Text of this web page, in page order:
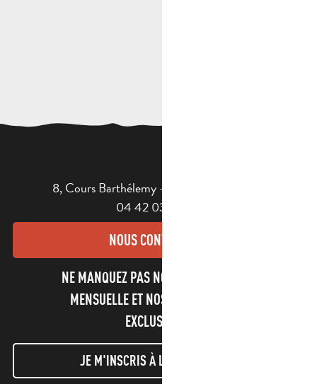
8, Cours Barthélemy - 13400 AUBAGNE
04 42 03 49 98
NOUS CONTACTER
NE MANQUEZ PAS NOTRE NEWSLETTER
MENSUELLE ET NOS INFORMATIONS
EXCLUSIVES !
JE M'INSCRIS À LA NEWSLETTER